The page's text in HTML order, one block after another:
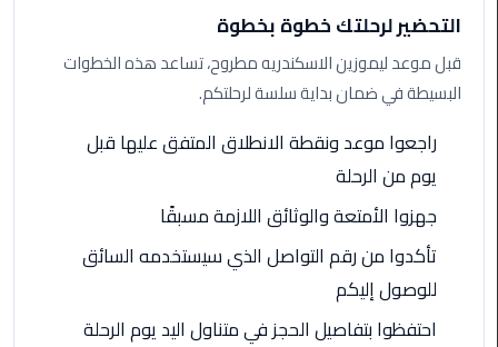
الاسكندرية
الى
مطار
القاهرة
ليموزين
الدقي
ليموزين
القاهرة
للاسكندرية
التحضير لرحلتك خطوة بخطوة
قبل موعد ليموزين الاسكندريه مطروح، تساعد هذه الخطوات
البسيطة في ضمان بداية سلسة لرحلتكم.
راجعوا موعد ونقطة الانطلاق المتفق عليها قبل
يوم من الرحلة
جهزوا الأمتعة والوثائق اللازمة مسبقًا
تأكدوا من رقم التواصل الذي سيستخدمه السائق
للوصول إليكم
احتفظوا بتفاصيل الحجز في متناول اليد يوم الرحلة